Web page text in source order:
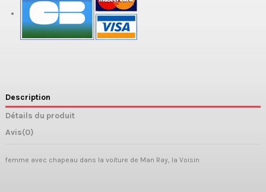
Description
Détails du produit
Avis(0)
femme avec chapeau dans la voiture de Man Ray, la Voisin